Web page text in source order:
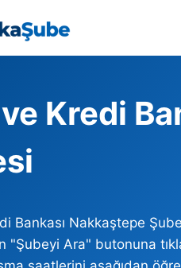
ve Kredi
Bankası Nakkaştepe
"Şubeyi Ara" butonuna